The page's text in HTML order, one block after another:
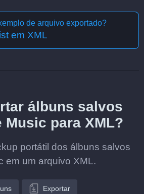
de arquivo exportado?
em XML
álbuns salvos
Music para XML?
portátil dos álbuns salvos
em um arquivo XML.
Exportar